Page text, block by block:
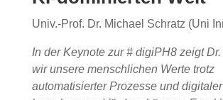
Univ.-Prof. Dr. Michael Schratz (Uni
In der Keynote zur # digiPH8 zeigt
wir unsere menschlichen Werte trotz
automatisierter Prozesse und